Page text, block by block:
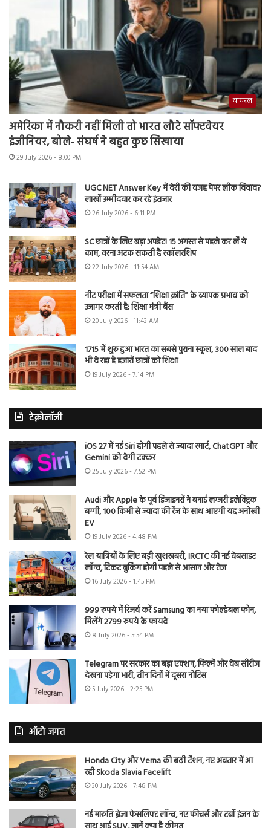
वायरल
अमेरिका में नौकरी नहीं मिली तो भारत लौटे सॉफ्टवेयर
इंजीनियर, बोले- संघर्ष ने बहुत कुछ सिखाया
29 July 2026 - 8:00 PM
UGC NET Answer Key में देरी की वजह पेपर लीक विवाद?
लाखों उम्मीदवार कर रहे इंतजार
26 July 2026 - 6:11 PM
SC छात्रों के लिए बड़ा अपडेट! 15 अगस्त से पहले कर लें ये
काम, वरना अटक सकती है स्कॉलरशिप
22 July 2026 - 11:54 AM
नीट परीक्षा में सफलता “शिक्षा क्रांति” के व्यापक प्रभाव को
उजागर करती है: शिक्षा मंत्री बैंस
20 July 2026 - 11:43 AM
1715 में शुरू हुआ भारत का सबसे पुराना स्कूल, 300 साल बाद
भी दे रहा है हजारों छात्रों को शिक्षा
19 July 2026 - 7:14 PM
टेक्नोलॉजी
iOS 27 में नई Siri होगी पहले से ज्यादा स्मार्ट, ChatGPT और
Gemini को देगी टक्कर
25 July 2026 - 7:52 PM
Audi और Apple के पूर्व डिजाइनरों ने बनाई लग्जरी इलेक्ट्रिक
बग्गी, 100 किमी से ज्यादा की रेंज के साथ आएगी यह अनोखी
EV
19 July 2026 - 4:48 PM
रेल यात्रियों के लिए बड़ी खुशखबरी, IRCTC की नई वेबसाइट
लॉन्च, टिकट बुकिंग होगी पहले से आसान और तेज
16 July 2026 - 1:45 PM
999 रुपये में रिजर्व करें Samsung का नया फोल्डेबल फोन,
मिलेंगे 2799 रुपये के फायदे
8 July 2026 - 5:54 PM
Telegram पर सरकार का बड़ा एक्शन, फिल्में और वेब सीरीज
देखना पड़ेगा भारी, तीन दिनों में दूसरा नोटिस
5 July 2026 - 2:25 PM
ऑटो जगत
Honda City और Verna की बढ़ी टेंशन, नए अवतार में आ
रही Skoda Slavia Facelift
30 July 2026 - 7:48 PM
नई मारुति ब्रेजा फेसलिफ्ट लॉन्च, नए फीचर्स और टर्बो इंजन के